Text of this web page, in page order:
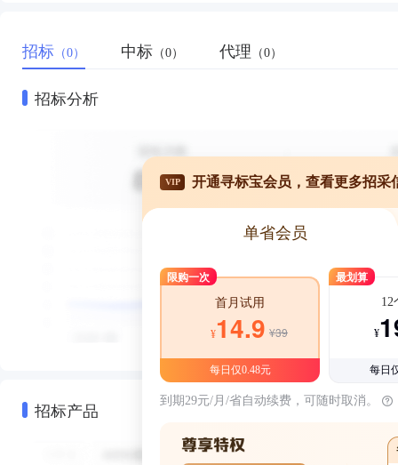
招标 （0） 中标 （0） 代理 （0）
招标分析
招标产品
VIP 开通寻标宝会员，查看更多招采
单省会员
限购一次
首月试用
¥14.9 ¥39
每日仅0.48元
最划算
12
¥
每日
到期29元/月/省自动续费，可随时取消。